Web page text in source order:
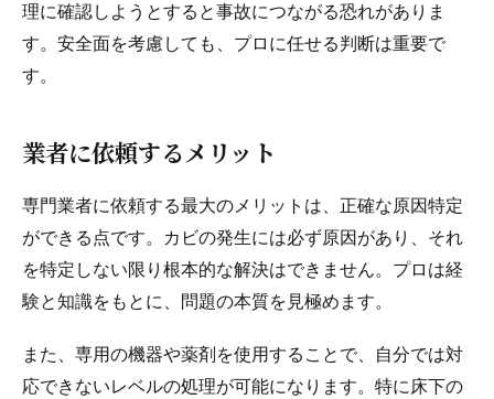
理に確認しようとすると事故につながる恐れがありま
す。安全面を考慮しても、プロに任せる判断は重要で
す。
業者に依頼するメリット
専門業者に依頼する最大のメリットは、正確な原因特定
ができる点です。カビの発生には必ず原因があり、それ
を特定しない限り根本的な解決はできません。プロは経
験と知識をもとに、問題の本質を見極めます。
また、専用の機器や薬剤を使用することで、自分では対
応できないレベルの処理が可能になります。特に床下の